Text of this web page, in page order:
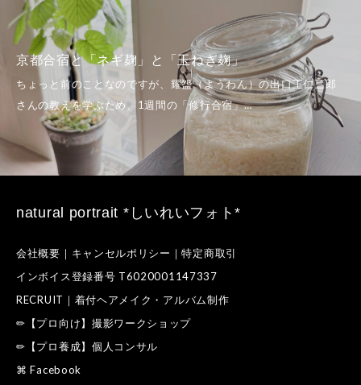
京都合宿と「ネギ麹」と「玉ねぎ麹」
natural portrait *しいれいフォト*
会社概要｜キャンセルポリシー｜特定商取引
インボイス登録番号 T6020001147337
RECRUIT｜着付ヘアメイク・アルバム制作
✏【プロ向け】撮影ワークショップ
✏【プロ養成】個人コンサル
⌘ Facebook